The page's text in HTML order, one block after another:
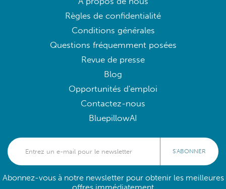
Règles de confidentialité
Conditions générales
Questions fréquemment posées
Revue de presse
Blog
Opportunités d'emploi
Contactez-nous
BluepillowAI
S'ABONNER
Abonnez-vous à notre newsletter pour obtenir les meilleures
offres immédiatement